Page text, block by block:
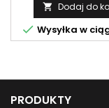
 Dodaj do
 Wysyłka w
PRODUKTY